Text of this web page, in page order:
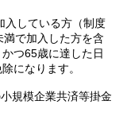
入している方（制度
で加入した方を含
つ65歳に達した日
になります。
規模企業共済等掛金